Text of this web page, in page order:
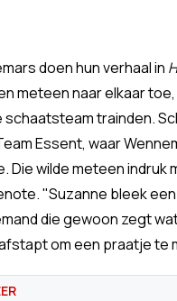
doen hun verhaal in
meteen naar elkaar
trainden.
Essent, waar
Die wilde meteen indruk
"Suzanne bleek
die gewoon zegt
om een praatje te